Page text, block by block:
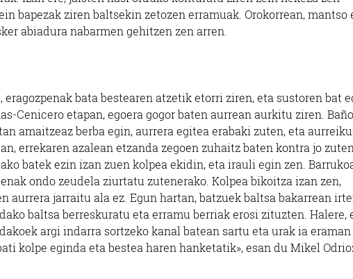
bapezak ziren baltsekin zetozen erramuak. Orokorrean, mantso
abiadura nabarmen gehitzen zen arren.
bata bestearen atzetik etorri ziren, eta sustoren bat
Cenicero etapan, egoera gogor baten aurrean aurkitu ziren.
amaitzeaz berba egin, aurrera egitea erabaki zuten, eta
errekaren azalean etzanda zegoen zuhaitz baten kontra jo zuten.
batek ezin izan zuen kolpea ekidin, eta irauli egin zen.
ondo zeudela ziurtatu zutenerako. Kolpea bikoitza izan zen,
aurrera jarraitu ala ez. Egun hartan, batzuek baltsa bakarrean
baltsa berreskuratu eta erramu berriak erosi zituzten. Halere,
argi indarra sortzeko kanal batean sartu eta urak ia eraman
kolpe eginda eta bestea haren hanketatik», esan du Mikel